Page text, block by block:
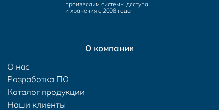
производим системы доступа
и хранения с 2008 года
О компании
О нас
Разработка ПО
Каталог продукции
Наши клиенты